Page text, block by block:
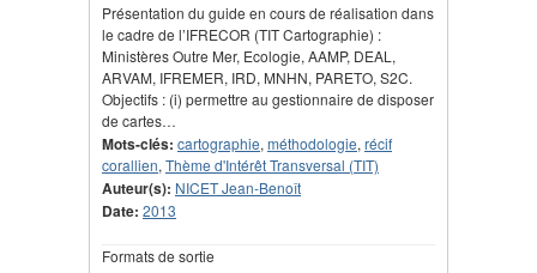
Présentation du guide en cours de réalisation dans
le cadre de l’IFRECOR (TIT Cartographie) :
Ministères Outre Mer, Ecologie, AAMP, DEAL,
ARVAM, IFREMER, IRD, MNHN, PARETO, S2C.
Objectifs : (i) permettre au gestionnaire de disposer
de cartes…
Mots-clés: cartographie, méthodologie, récif
corallien, Thème d'Intérêt Transversal (TIT)
Auteur(s): NICET Jean-Benoît
Date: 2013
Formats de sortie